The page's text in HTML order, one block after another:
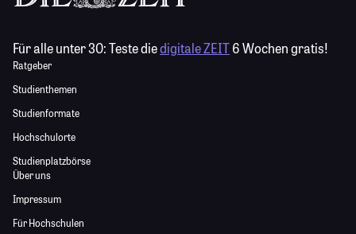
Für alle unter 30:Teste diedigitale ZEIT6 Wochen gratis!
Ratgeber
Studienthemen
Studienformate
Hochschulorte
Studienplatzbörse
Über uns
Impressum
Für Hochschulen